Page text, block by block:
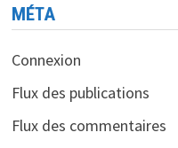
MÉTA
Connexion
Flux des publications
Flux des commentaires